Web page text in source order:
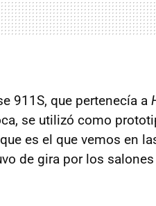
911S, que pertenecía a
se utilizó como
es el que vemos en
de gira por los